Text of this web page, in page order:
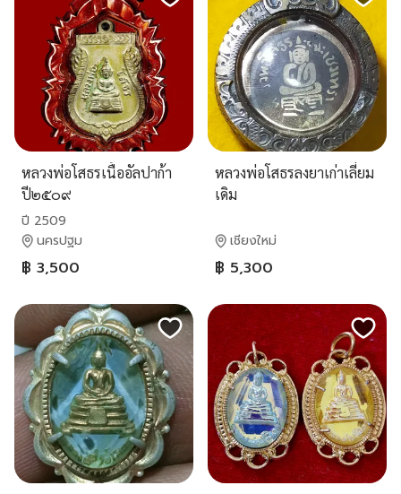
หลวงพ่อโสธรเนื้ออัลปาก้า
ปี๒๕๐๙
ปี 2509
นครปฐม
฿ 3,500
หลวงพ่อโสธรลงยาเก่าเลี่ยม
เดิม
เชียงใหม่
฿ 5,300